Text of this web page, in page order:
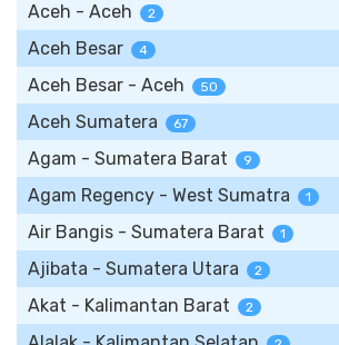
Aceh - Aceh 2
Aceh Besar 4
Aceh Besar - Aceh 50
Aceh Sumatera 67
Agam - Sumatera Barat 9
Agam Regency - West Sumatra 1
Air Bangis - Sumatera Barat 1
Ajibata - Sumatera Utara 2
Akat - Kalimantan Barat 2